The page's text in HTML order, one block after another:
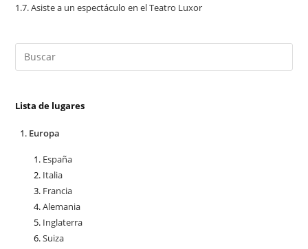
1.7.Asiste a un espectáculo en el Teatro Luxor
Lista de lugares
Europa
España
Italia
Francia
Alemania
Inglaterra
Suiza